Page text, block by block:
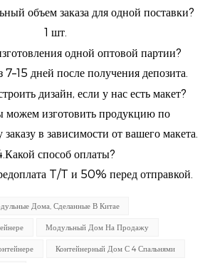
объем заказа для одной поставки?
1 шт.
одной оптовой партии?
дней после получения депозита.
дизайн, если у нас есть макет?
можем изготовить продукцию по
в зависимости от вашего макета.
способ оплаты?
T/T и 50% перед отправкой.
Дома, Сделанные В Китае
Модульный Дом На Продажу
Контейнерный Дом С 4 Спальнями